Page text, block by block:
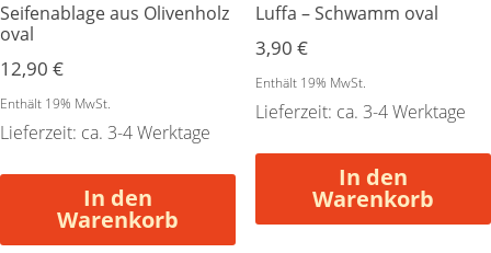
Seifenablage aus Olivenholz
oval
12,90 €
Enthält 19% MwSt.
Lieferzeit: ca. 3-4 Werktage
In den
Warenkorb
Luffa – Schwamm oval
3,90 €
Enthält 19% MwSt.
Lieferzeit: ca. 3-4 Werktage
In den
Warenkorb